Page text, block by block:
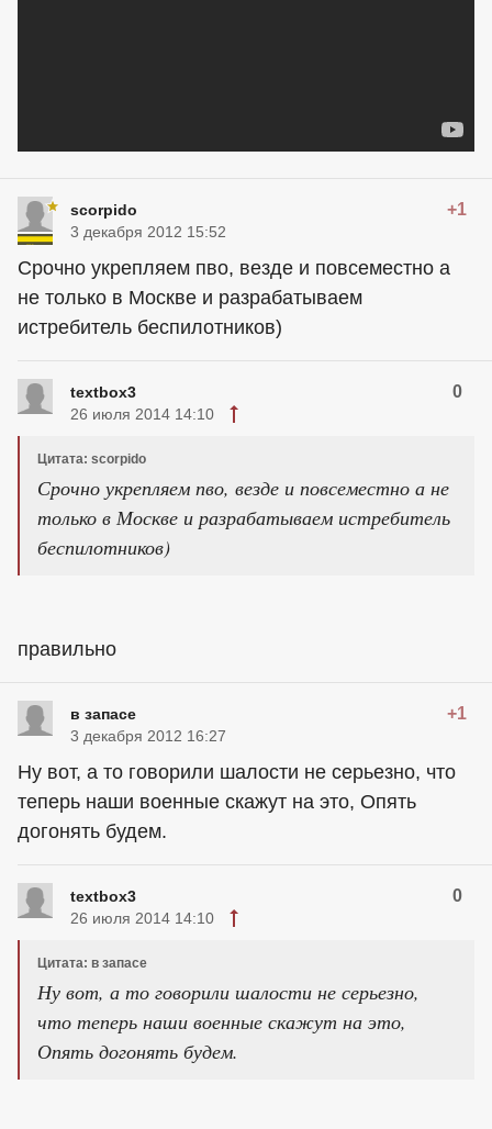
scorpido +1
3 декабря 2012 15:52
Срочно укрепляем пво, везде и повсеместно а
не только в Москве и разрабатываем
истребитель беспилотников)
textbox3 0
26 июля 2014 14:10
Цитата: scorpido
Срочно укрепляем пво, везде и повсеместно а не
только в Москве и разрабатываем истребитель
беспилотников)
правильно
в запасе +1
3 декабря 2012 16:27
Ну вот, а то говорили шалости не серьезно, что
теперь наши военные скажут на это, Опять
догонять будем.
textbox3 0
26 июля 2014 14:10
Цитата: в запасе
Ну вот, а то говорили шалости не серьезно,
что теперь наши военные скажут на это,
Опять догонять будем.